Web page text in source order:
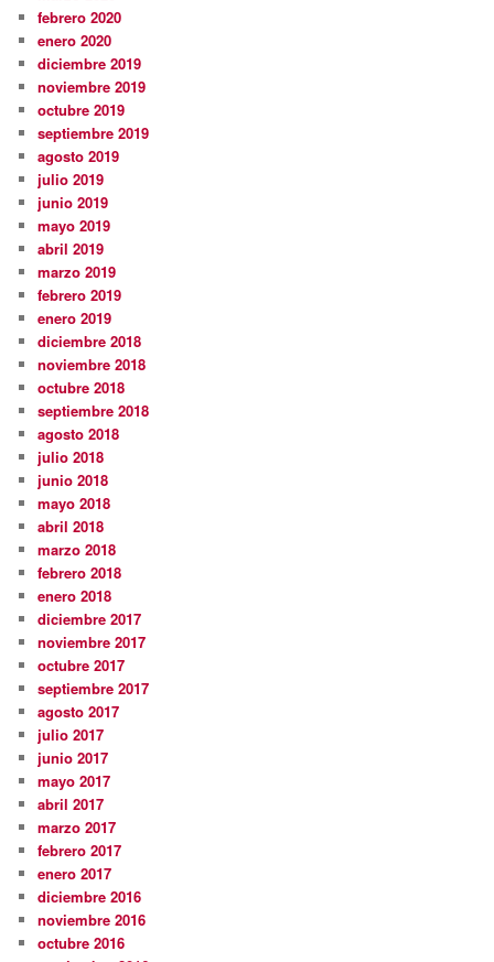
febrero 2020
enero 2020
diciembre 2019
noviembre 2019
octubre 2019
septiembre 2019
agosto 2019
julio 2019
junio 2019
mayo 2019
abril 2019
marzo 2019
febrero 2019
enero 2019
diciembre 2018
noviembre 2018
octubre 2018
septiembre 2018
agosto 2018
julio 2018
junio 2018
mayo 2018
abril 2018
marzo 2018
febrero 2018
enero 2018
diciembre 2017
noviembre 2017
octubre 2017
septiembre 2017
agosto 2017
julio 2017
junio 2017
mayo 2017
abril 2017
marzo 2017
febrero 2017
enero 2017
diciembre 2016
noviembre 2016
octubre 2016